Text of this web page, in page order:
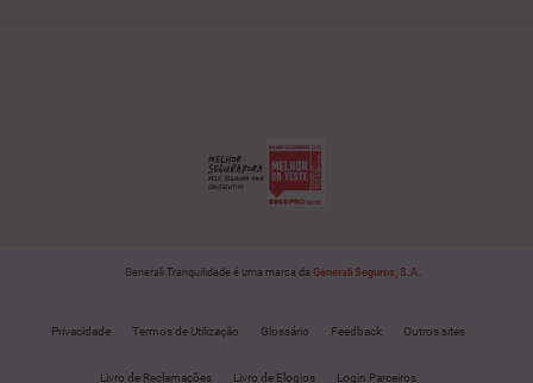
Generali Tranquilidade é uma marca da Generali Seguros, S.A.
Privacidade Termos de Utilização Glossário Feedback Outros sites
Livro de Reclamações Livro de Elogios Login Parceiros